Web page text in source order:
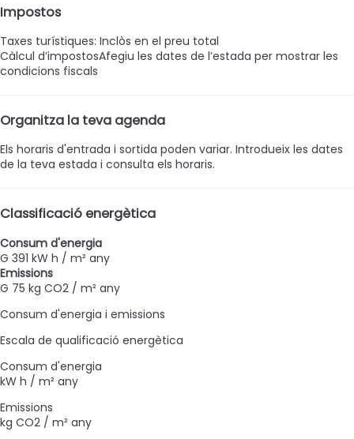
Impostos
Taxes turístiques: Inclòs en el preu total
Càlcul d’impostosAfegiu les dates de l’estada per mostrar les
condicions fiscals
Organitza la teva agenda
Els horaris d'entrada i sortida poden variar. Introdueix les dates
de la teva estada i consulta els horaris.
Classificació energètica
Consum d'energia
G 391 kW h / m² any
Emissions
G 75 kg CO2 / m² any
Consum d'energia i emissions
Escala de qualificació energètica
Consum d'energia
kW h / m² any
Emissions
kg CO2 / m² any